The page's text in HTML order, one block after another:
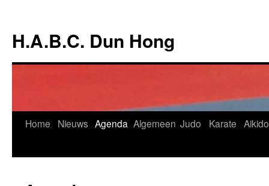
de
inhoud
H.A.B.C. Dun Hong
Home Nieuws Agenda Algemeen Judo Karate Aikido